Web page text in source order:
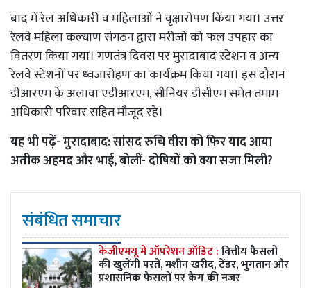
बाद में रेल अधिकारी व महिलाओं ने वृक्षारोपण किया गया। उत्तर
रेलवे महिला कल्याण संगठन द्वारा मरीजों को फल उपहार का
वितरण किया गया। गणतंत्र दिवस पर मुरादाबाद स्टेशन व अन्य
रेलवे स्टेशनों पर ध्वजारोहण का कार्यक्रम किया गया। इस दौरान
डीआरएम के अलावा एडीआरएम, सीनियर डीसीएम समेत तमाम
अधिकारी परिवार सहित मौजूद रहे।
यह भी पढ़ें-मुरादाबाद: सांसद रुचि वीरा को फिर याद आया
अतीक अहमद और भाई, बोलीं- दोषियों को क्या सजा मिली?
संबंधित समाचार
केजीएमयू में ऑपरेशन ऑडिट :वित्तीय फैसलों
की खुलेंगी परतें, मशीन खरीद, टेंडर, भुगतान और
प्रशासनिक फैसलों पर कैग की नजर